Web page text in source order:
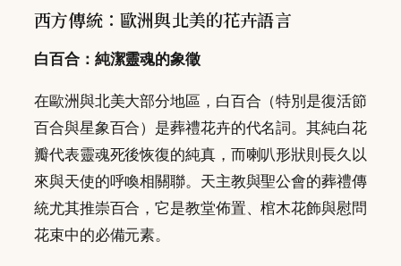
西方傳統：歐洲與北美的花卉語言
白百合：純潔靈魂的象徵
在歐洲與北美大部分地區，白百合（特別是復活節
百合與星象百合）是葬禮花卉的代名詞。其純白花
瓣代表靈魂死後恢復的純真，而喇叭形狀則長久以
來與天使的呼喚相關聯。天主教與聖公會的葬禮傳
統尤其推崇百合，它是教堂佈置、棺木花飾與慰問
花束中的必備元素。